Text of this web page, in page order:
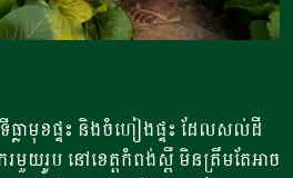
ទីធ្លាមុខផ្ទះ និងចំហៀងផ្ទះ ដែលសល់ដី
យរូប នៅខេត្តកំពង់ស្ពឺ មិនត្រឹមតែអាច